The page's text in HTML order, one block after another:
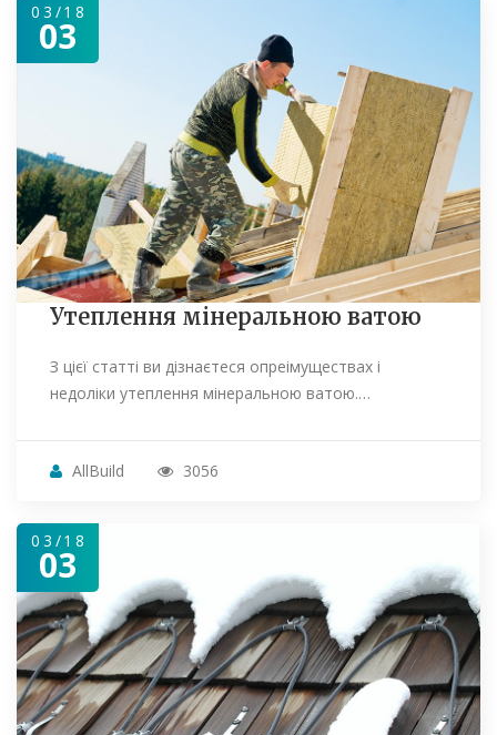
03/18
03
Утеплення мінеральною ватою
З цієї статті ви дізнаєтеся опреімуществах і
недоліки утеплення мінеральною ватою.…
AllBuild 3056
03/18
03